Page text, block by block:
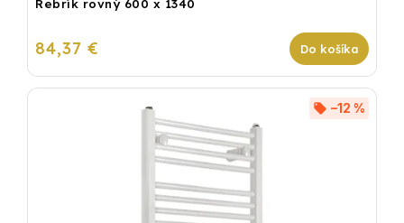
Rebrík rovný 600 x 1340
84,37 € Do košíka
–12 %